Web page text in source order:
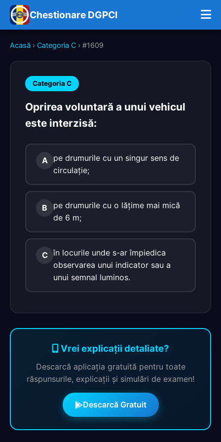
Chestionare DGPCI
Acasă › Categoria C › #1609
Categoria C
Oprirea voluntară a unui vehicul
este interzisă:
A
pe drumurile cu un singur sens de
circulaţie;
B
pe drumurile cu o lăţime mai mică
de 6 m;
C în locurile unde s-ar împiedica
observarea unui indicator sau a
unui semnal luminos.
Vrei explicații detaliate?
Descarcă aplicația gratuită pentru toate
răspunsurile, explicații și simulări de examen!
Descarcă Gratuit